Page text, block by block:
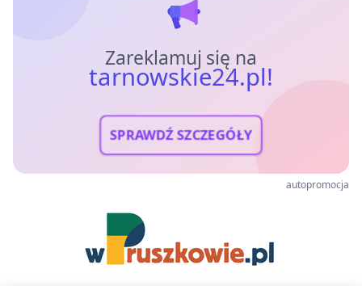
Zareklamuj się na
tarnowskie24.pl!
SPRAWDŹ SZCZEGÓŁY
autopromocja